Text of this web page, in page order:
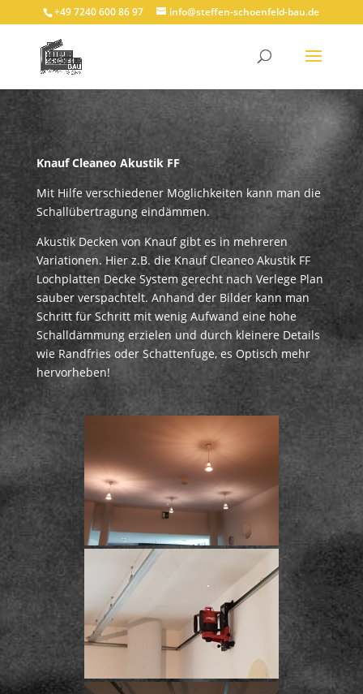
+49 7240 600 86 97 info@steffen-schoenfeld-bau.de
Knauf Cleaneo Akustik FF
Mit Hilfe verschiedener Möglichkeiten kann man die
Schallübertragung eindämmen.
Akustik Decken von Knauf gibt es in mehreren
Variationen. Hier z.B. die Knauf Cleaneo Akustik FF
Lochplatten Decke System gerecht nach Verlege Plan
sauber verspachtelt. Anhand der Bilder kann man
Schritt für Schritt mit wenig Aufwand eine hohe
Schalldämmung erzielen und durch kleinere Details
wie Randfries oder Schattenfuge, es Optisch mehr
hervorheben!